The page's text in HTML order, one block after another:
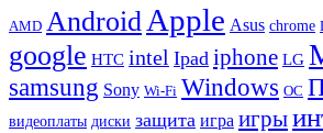
AMD Android Apple Asus chrome
google HTC intel Ipad iphone LG
samsung Sony Wi-Fi Windows ОС
видеоплаты диски защита игра игры